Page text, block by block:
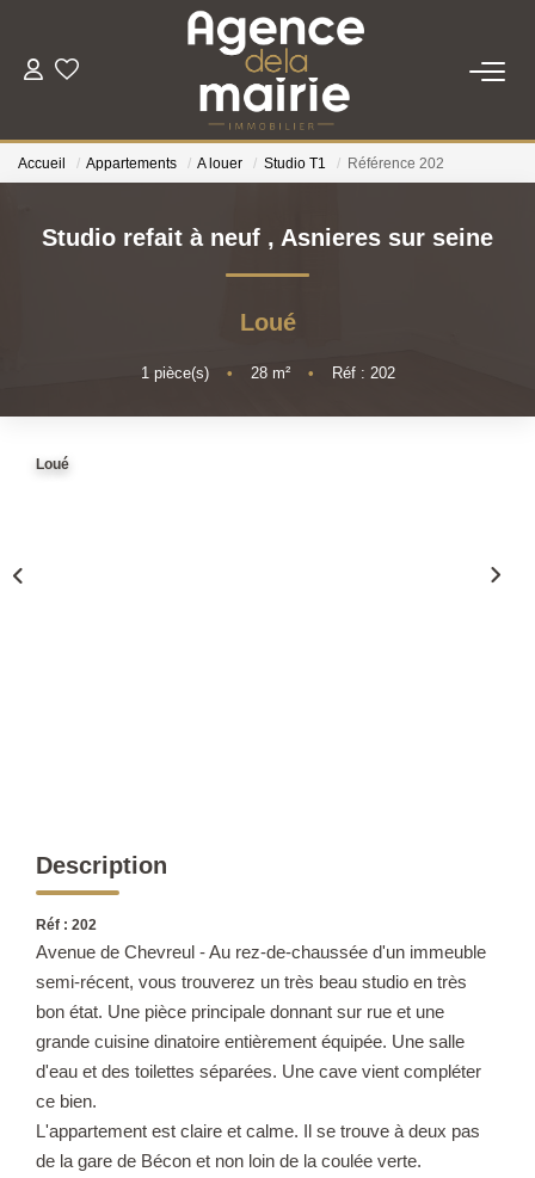
TRANSACTION
GESTION
Accueil Appartements A louer Studio T1 Référence 202
Studio refait à neuf , Asnieres sur seine
Loué
1 pièce(s) • 28m² • Réf : 202
Loué
Description
Réf : 202
Avenue de Chevreul - Au rez-de-chaussée d'un immeuble
semi-récent, vous trouverez un très beau studio en très
bon état. Une pièce principale donnant sur rue et une
grande cuisine dinatoire entièrement équipée. Une salle
d'eau et des toilettes séparées. Une cave vient compléter
ce bien.
L'appartement est claire et calme. Il se trouve à deux pas
de la gare de Bécon et non loin de la coulée verte.